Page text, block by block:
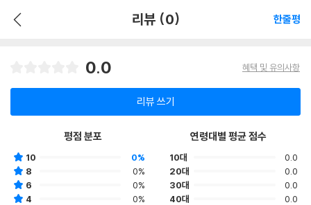
리뷰 (0) 한줄평
0.0 혜택 및 유의사항
리뷰 쓰기
평점 분포
10
0%
8
0%
6
0%
4
0%
연령대별 평균 점수
10대
0.0
20대
0.0
30대
0.0
40대
0.0